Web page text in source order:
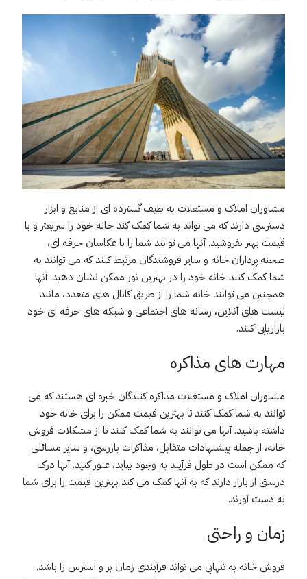
مشاوران املاک و مستغلات به طیف گسترده ای از منابع و ابزار
دسترسی دارند که می تواند به شما کمک کند خانه خود را سریعتر و با
قیمت بهتر بفروشید. آنها می توانند شما را با عکاسان حرفه ای،
صحنه پردازان خانه و سایر فروشندگان مرتبط کنند که می توانند به
شما کمک کنند خانه خود را در بهترین نور ممکن نشان دهید. آنها
همچنین می توانند خانه شما را از طریق کانال های متعدد، مانند
لیست های آنلاین، رسانه های اجتماعی و شبکه های حرفه ای خود
بازاریابی کنند.
مهارت های مذاکره
مشاوران املاک و مستغلات مذاکره کنندگان خبره ای هستند که می
توانند به شما کمک کنند تا بهترین قیمت ممکن را برای خانه خود
داشته باشید. آنها می توانند به شما کمک کنند تا از مشکلات فروش
خانه، از جمله پیشنهادات متقابل، مذاکرات بازرسی، و سایر مسائلی
که ممکن است در طول فرآیند به وجود بیاید، عبور کنید. آنها درک
درستی از بازار دارند که به آنها کمک می کند بهترین قیمت را برای شما
به دست آورند.
زمان و راحتی
فروش خانه به تنهایی می تواند فرآیندی زمان بر و استرس زا باشد.